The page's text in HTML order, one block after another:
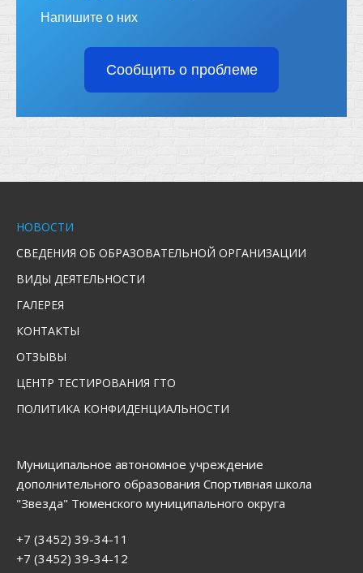
Напишите о них
Сообщить о проблеме
НОВОСТИ
СВЕДЕНИЯ ОБ ОБРАЗОВАТЕЛЬНОЙ ОРГАНИЗАЦИИ
ВИДЫ ДЕЯТЕЛЬНОСТИ
ГАЛЕРЕЯ
КОНТАКТЫ
ОТЗЫВЫ
ЦЕНТР ТЕСТИРОВАНИЯ ГТО
ПОЛИТИКА КОНФИДЕНЦИАЛЬНОСТИ
Муниципальное автономное учреждение
дополнительного образования Спортивная школа
"Звезда" Тюменского муниципального округа
+7 (3452) 39-34-11
+7 (3452) 39-34-12